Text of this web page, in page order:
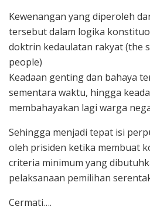
Kewenangan yang diperoleh
tersebut dalam logika
doktrin kedaulatan rakyat (the
people)
Keadaan genting dan bahaya
sementara waktu, hingga
membahayakan lagi warga
Sehingga menjadi tepat isi
oleh prisiden ketika membuat
criteria minimum yang
pelaksanaan pemilihan
Cermati….